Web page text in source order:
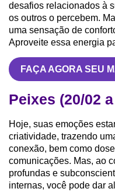
desafios relacionados à
os outros o percebem.
uma sensação de
Aproveite essa energia
FAÇA AGORA SEU
Peixes (20/02
Hoje, suas emoções
criatividade, trazendo
conexão, bem como
comunicações. Mas, ao
profundas e
internas, você pode dar